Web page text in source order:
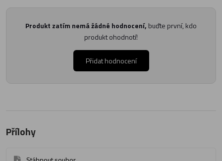
Produkt zatím nemá žádné hodnocení, buďte první, kdo
produkt ohodnotí!
Přidat hodnocení
Přílohy